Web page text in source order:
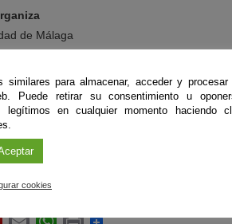
de Málaga
mayo de 2026
las bases
para almacenar, acceder y procesar
Puede retirar su consentimiento u
en cualquier momento haciendo
cookies